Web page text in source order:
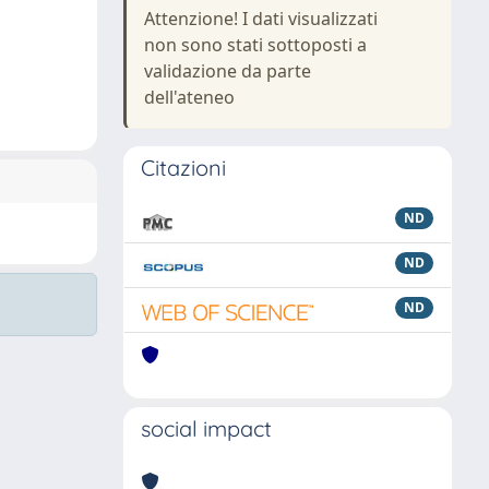
Attenzione! I dati visualizzati
non sono stati sottoposti a
validazione da parte
dell'ateneo
Citazioni
ND
ND
ND
social impact